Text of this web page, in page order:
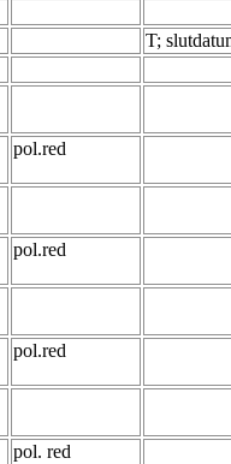
T;
pol.red
pol.red
pol.red
pol. red